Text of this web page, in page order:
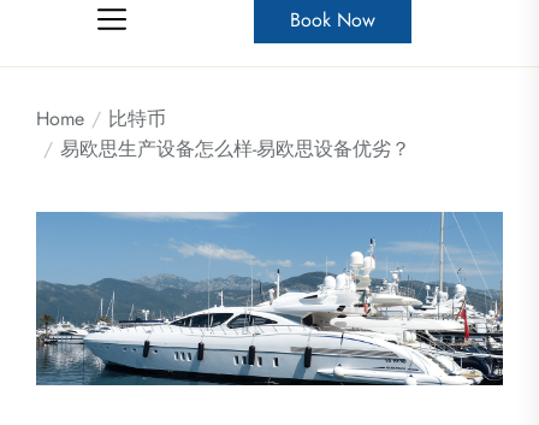
Book Now
Home
比特币
易欧思生产设备怎么样-易欧思设备优劣？